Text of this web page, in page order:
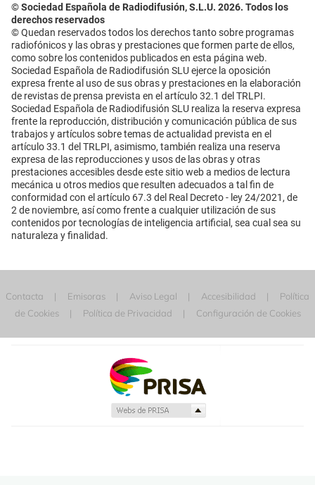
© Sociedad Española de Radiodifusión, S.L.U. 2026. Todos los
derechos reservados
© Quedan reservados todos los derechos tanto sobre programas
radiofónicos y las obras y prestaciones que formen parte de ellos,
como sobre los contenidos publicados en esta página web.
Sociedad Española de Radiodifusión SLU ejerce la oposición
expresa frente al uso de sus obras y prestaciones en la elaboración
de revistas de prensa prevista en el artículo 32.1 del TRLPI.
Sociedad Española de Radiodifusión SLU realiza la reserva expresa
frente la reproducción, distribución y comunicación pública de sus
trabajos y artículos sobre temas de actualidad prevista en el
artículo 33.1 del TRLPI, asimismo, también realiza una reserva
expresa de las reproducciones y usos de las obras y otras
prestaciones accesibles desde este sitio web a medios de lectura
mecánica u otros medios que resulten adecuados a tal fin de
conformidad con el artículo 67.3 del Real Decreto - ley 24/2021, de
2 de noviembre, así como frente a cualquier utilización de sus
contenidos por tecnologías de inteligencia artificial, sea cual sea su
naturaleza y finalidad.
Contacta Emisoras Aviso Legal Accesibilidad
Política
de Cookies
Política de Privacidad Configuración de Cookies